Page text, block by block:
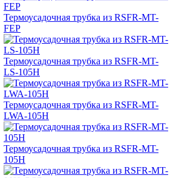
Термоусадочная трубка из RSFR-MT-
FEP
Термоусадочная трубка из RSFR-MT-
LS-105H
Термоусадочная трубка из RSFR-MT-
LWA-105H
Термоусадочная трубка из RSFR-MT-
105H